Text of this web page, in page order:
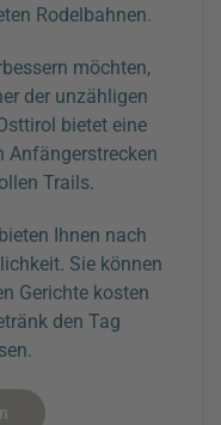
Rodelbahnen.
möchten,
der unzähligen
bietet eine
Anfängerstrecken
Trails.
Ihnen nach
Sie können
Gerichte kosten
den Tag